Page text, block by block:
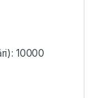
10000